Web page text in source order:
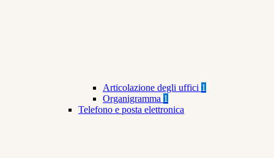
Articolazione degli uffici 1
Organigramma 1
Telefono e posta elettronica